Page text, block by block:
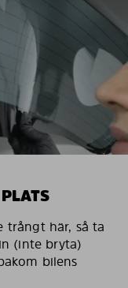
trångt här, så ta
(inte bryta)
bilens